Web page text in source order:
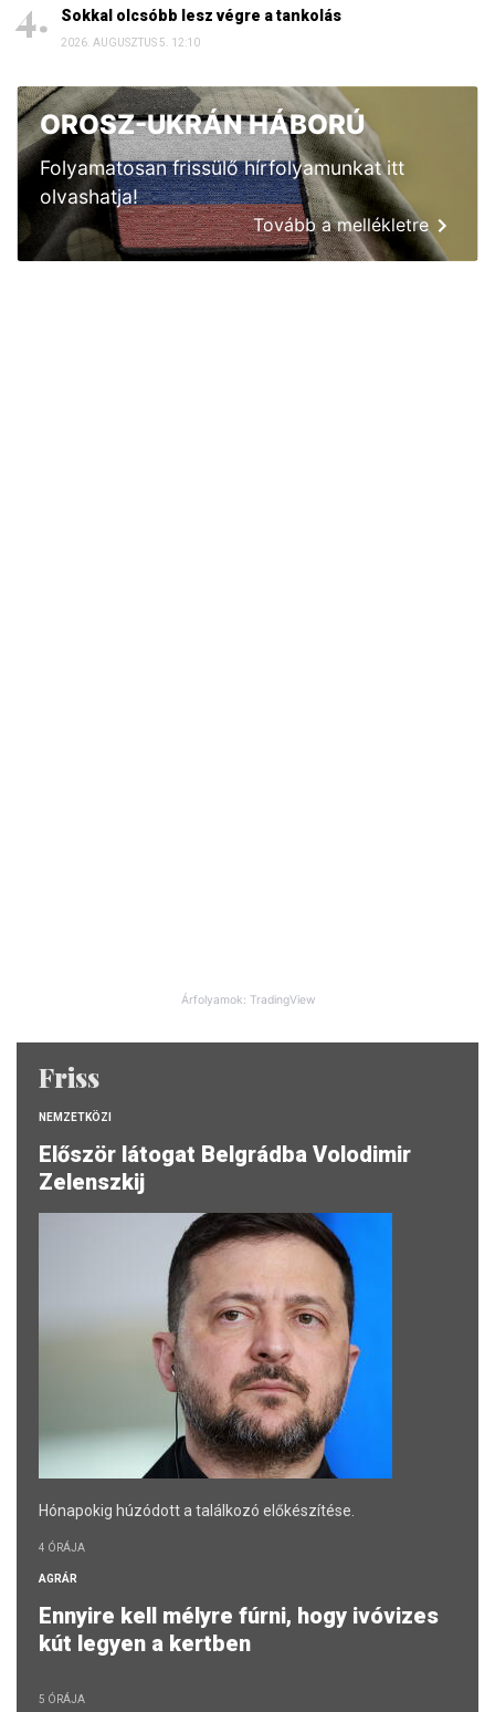
Sokkal olcsóbb lesz végre a tankolás
2026. AUGUSZTUS 5. 12:10
OROSZ-UKRÁN HÁBORÚ
Folyamatosan frissülő hírfolyamunkat itt
olvashatja!
Tovább a mellékletre
Árfolyamok: TradingView
Friss
NEMZETKÖZI
Először látogat Belgrádba Volodimir
Zelenszkij
Hónapokig húzódott a találkozó előkészítése.
4 ÓRÁJA
AGRÁR
Ennyire kell mélyre fúrni, hogy ivóvizes
kút legyen a kertben
5 ÓRÁJA